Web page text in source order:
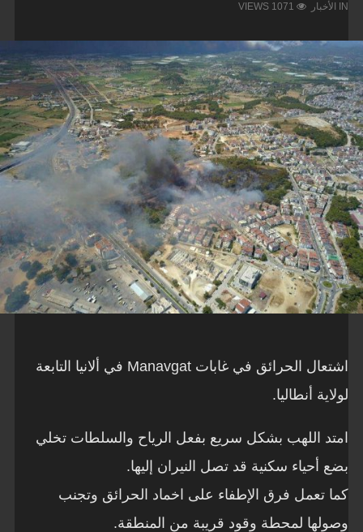
IN الأخبار
اشتعال الحرائق في غابات Manavgat في ألانيا التابعة
لولاية أنطاليا.
امتد اللهب بشكل سريع بفعل الرياح والسلطات تخلي
بضع أحياء سكنية قد تصل النيران إليها.
كما تعمل فرق الإطفاء على اخماد الحرائق وتجنب
وصولها لمحطة وقود قريبة من المنطقة.